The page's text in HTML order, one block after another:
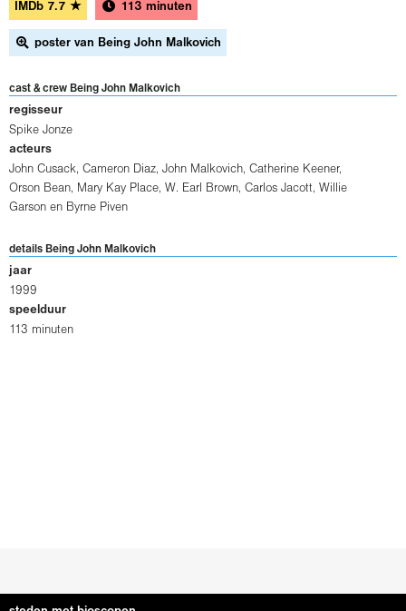
IMDb 7.7 ★ 113 minuten
poster van Being John Malkovich
cast & crew Being John Malkovich
regisseur
Spike Jonze
acteurs
John Cusack, Cameron Diaz, John Malkovich, Catherine Keener,
Orson Bean, Mary Kay Place, W. Earl Brown, Carlos Jacott, Willie
Garson en Byrne Piven
details Being John Malkovich
jaar
1999
speelduur
113 minuten